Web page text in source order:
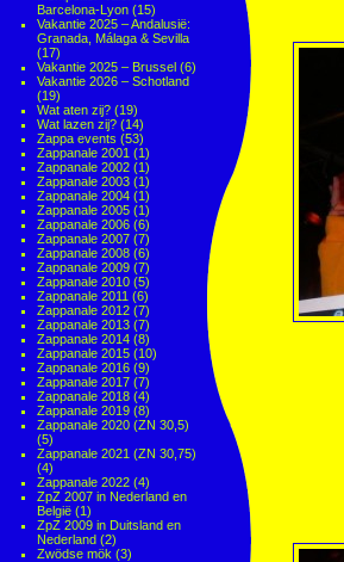
Barcelona-Lyon (15)
Vakantie 2025 – Andalusië:
Granada, Málaga & Sevilla
(17)
Vakantie 2025 – Brussel (6)
Vakantie 2026 – Schotland
(19)
Wat aten zij? (19)
Wat lazen zij? (14)
Zappa events (53)
Zappanale 2001 (1)
Zappanale 2002 (1)
Zappanale 2003 (1)
Zappanale 2004 (1)
Zappanale 2005 (1)
Zappanale 2006 (6)
Zappanale 2007 (7)
Zappanale 2008 (6)
Zappanale 2009 (7)
Zappanale 2010 (5)
Zappanale 2011 (6)
Zappanale 2012 (7)
Zappanale 2013 (7)
Zappanale 2014 (8)
Zappanale 2015 (10)
Zappanale 2016 (9)
Zappanale 2017 (7)
Zappanale 2018 (4)
Zappanale 2019 (8)
Zappanale 2020 (ZN 30,5)
(5)
Zappanale 2021 (ZN 30,75)
(4)
Zappanale 2022 (4)
ZpZ 2007 in Nederland en
België (1)
ZpZ 2009 in Duitsland en
Nederland (2)
Zwödse mök (3)